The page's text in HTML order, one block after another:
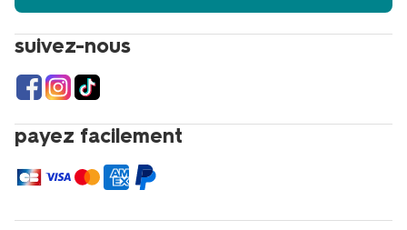
suivez-nous
payez facilement